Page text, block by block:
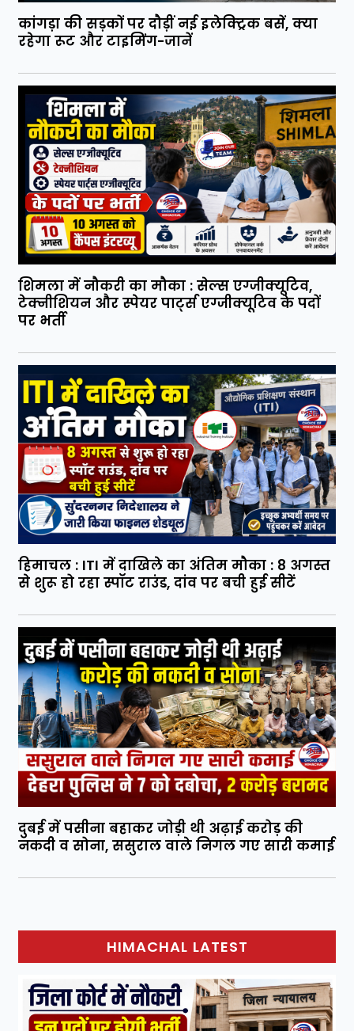
कांगड़ा की सड़कों पर दौड़ीं नई इलेक्ट्रिक बसें, क्या
रहेगा रूट और टाइमिंग-जानें
शिमला में नौकरी का मौका : सेल्स एग्जीक्यूटिव,
टेक्नीशियन और स्पेयर पार्ट्स एग्जीक्यूटिव के पदों
पर भर्ती
हिमाचल : ITI में दाखिले का अंतिम मौका : 8 अगस्त
से शुरू हो रहा स्पॉट राउंड, दांव पर बची हुई सीटें
दुबई में पसीना बहाकर जोड़ी थी अढ़ाई करोड़ की
नकदी व सोना, ससुराल वाले निगल गए सारी कमाई
HIMACHAL LATEST